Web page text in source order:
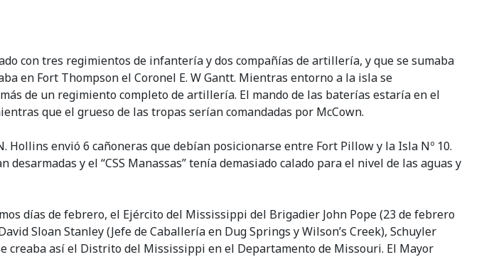
con tres regimientos de infantería y dos compañías de artillería, y que se sumaba
en Fort Thompson el Coronel E. W Gantt. Mientras entorno a la isla se
de un regimiento completo de artillería. El mando de las baterías estaría en el
que el grueso de las tropas serían comandadas por McCown.
envió 6 cañoneras que debían posicionarse entre Fort Pillow y la Isla Nº 10.
y el “CSS Manassas” tenía demasiado calado para el nivel de las aguas y
días de febrero, el Ejército del Mississippi del Brigadier John Pope (23 de febrero
Sloan Stanley (Jefe de Caballería en Dug Springs y Wilson’s Creek), Schuyler
creaba así el Distrito del Mississippi en el Departamento de Missouri. El Mayor